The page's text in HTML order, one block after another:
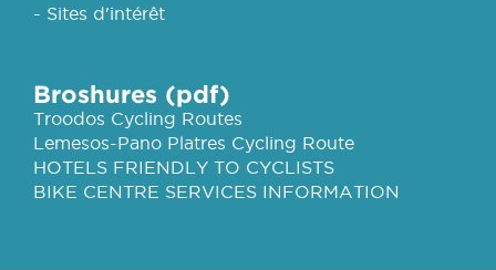
- Sites d'intérêt
Broshures (pdf)
Troodos Cycling Routes
Lemesos-Pano Platres Cycling Route
HOTELS FRIENDLY TO CYCLISTS
BIKE CENTRE SERVICES INFORMATION